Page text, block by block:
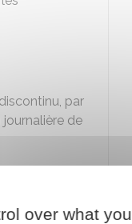
par
de
motif
de votre
over what